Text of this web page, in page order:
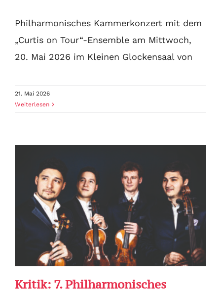
Philharmonisches Kammerkonzert mit dem
„Curtis on Tour“-Ensemble am Mittwoch,
20. Mai 2026 im Kleinen Glockensaal von
21. Mai 2026
Weiterlesen
Kritik: 7. Philharmonisches